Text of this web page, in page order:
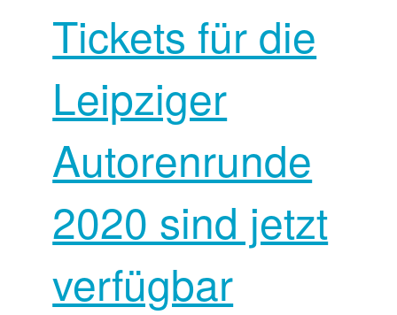
Tickets für die
Leipziger
Autorenrunde
2020 sind jetzt
verfügbar